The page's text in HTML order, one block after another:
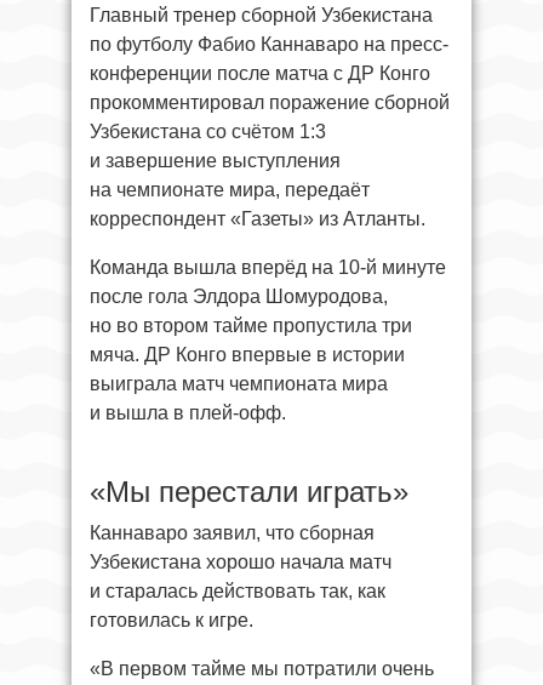
Главный тренер сборной Узбекистана
по футболу Фабио Каннаваро на пресс-
конференции после матча с ДР Конго
прокомментировал поражение сборной
Узбекистана со счётом 1:3
и завершение выступления
на чемпионате мира, передаёт
корреспондент «Газеты» из Атланты.
Команда вышла вперёд на 10-й минуте
после гола Элдора Шомуродова,
но во втором тайме пропустила три
мяча. ДР Конго впервые в истории
выиграла матч чемпионата мира
и вышла в плей-офф.
«Мы перестали играть»
Каннаваро заявил, что сборная
Узбекистана хорошо начала матч
и старалась действовать так, как
готовилась к игре.
«В первом тайме мы потратили очень